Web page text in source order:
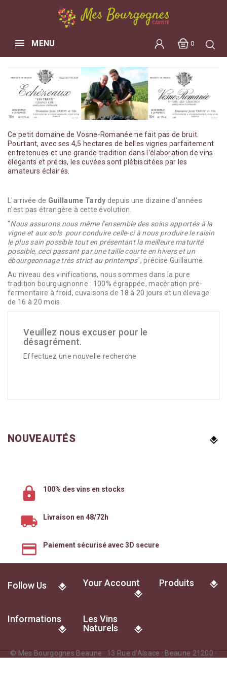
0
MENU
Ce petit domaine de Vosne-Romanée ne fait pas de bruit.
Pourtant, avec ses 4,5 hectares de belles vignes parfaitement
entretenues et une grande tradition dans l'élaboration de vins
élégants et précis, les cuvées sont plébiscitées par les
amateurs éclairés.
L'arrivée de Guillaume Tardy depuis une dizaine d'années
n'est pas étrangère à cette évolution.
"Nous assurons nous même l’ensemble des soins apportés à la
vigne et aux sols pour conduire celle-ci à nous produire le raisin
le plus sain possible tout en présentant la meilleure maturité
possible, ceci passant par une taille courte en hivers et un
ébourgeonnage très strict au printemps", précise Guillaume.
Au niveau des vinifications, nous sommes dans la pure
tradition bourguignonne : 100% égrappée, macération pré-
fermentaire à froid, cuvaisons de 18 à 20 jours et un élevage
de 16 à 20 mois.
Veuillez nous excuser pour le
désagrément.
Effectuez une nouvelle recherche
NOUVEAUTÉS
100% des vins en stocks
Livraison en 48/72h
Paiement sécurisé avec 3D secure
Follow Us Your Account Produits
Informations
Les Vins
Naturels
© Mes Bourgognes Beaune · 13 Rue d'Alsace · Beaune 21200 ·